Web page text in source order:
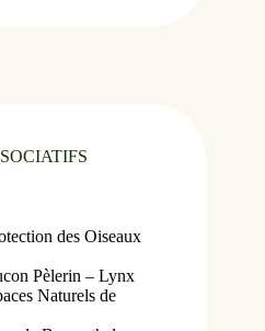
des Oiseaux
Pèlerin – Lynx
Naturels de